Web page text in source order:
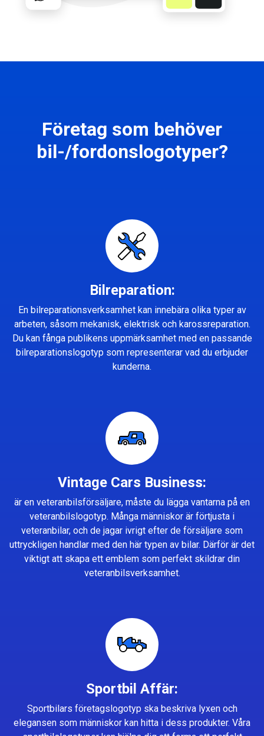
Företag som behöver
bil-/fordonslogotyper?
Bilreparation:
En bilreparationsverksamhet kan innebära olika typer av
arbeten, såsom mekanisk, elektrisk och karossreparation.
Du kan fånga publikens uppmärksamhet med en passande
bilreparationslogotyp som representerar vad du erbjuder
kunderna.
Vintage Cars Business:
är en veteranbilsförsäljare, måste du lägga vantarna på en
veteranbilslogotyp. Många människor är förtjusta i
veteranbilar, och de jagar ivrigt efter de försäljare som
uttryckligen handlar med den här typen av bilar. Därför är det
viktigt att skapa ett emblem som perfekt skildrar din
veteranbilsverksamhet.
Sportbil Affär:
Sportbilars företagslogotyp ska beskriva lyxen och
elegansen som människor kan hitta i dess produkter. Våra